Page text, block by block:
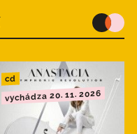
cd
vychádza 20. 11. 2026